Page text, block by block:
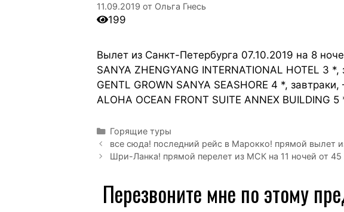
11.09.2019 от Ольга Гнесь
199
Вылет из Санкт-Петербурга 07.10.2019 на 8
SANYA ZHENGYANG INTERNATIONAL HOTEL 3
GENTL GROWN SANYA SEASHORE 4 *,
ALOHA OCEAN FRONT SUITE ANNEX BUILDING
Горящие туры
все сюда! последний рейс в Марокко! прямой вылет
Шри-Ланка! прямой перелет из МСК на 11 ночей от 45
Перезвоните мне по этому